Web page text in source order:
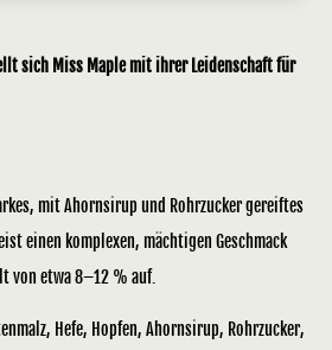
sich Miss Maple mit ihrer Leidenschaft für
mit Ahornsirup und Rohrzucker gereiftes
einen komplexen, mächtigen Geschmack
von etwa 8–12 % auf.
Hefe, Hopfen, Ahornsirup, Rohrzucker,